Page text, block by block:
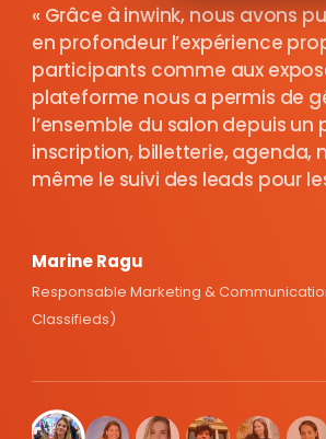
Grâce à inwink, nous avons
en profondeur l’expérience
participants comme aux
plateforme nous a permis de
l’ensemble du salon depuis un
inscription, billetterie, agenda,
même le suivi des leads pour
Marine Ragu
Responsable Marketing &
Classifieds)